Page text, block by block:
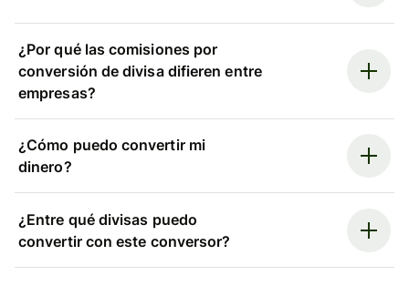
¿Por qué las comisiones por
conversión de divisa difieren entre
empresas?
¿Cómo puedo convertir mi
dinero?
¿Entre qué divisas puedo
convertir con este conversor?